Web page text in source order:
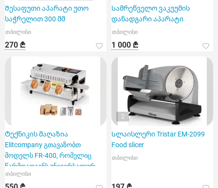
Შესაფუთი აპარატი უთო
საჭრელით 300 მმ
თბილისი
270 ₾
Სამრეწველო ვაკუუმის
დანადგარი აპარატი
თბილისი
1 000 ₾
Ტექნიკის მაღაზია
Elitcompany გთავაზობთ
მოდელს FR-400, რომელიც
წარმოადგენს უნივერსალურ
სამრეწველო შეს
თბილისი
2
Სლაისლერი Tristar EM-2099
Food slicer
თბილისი